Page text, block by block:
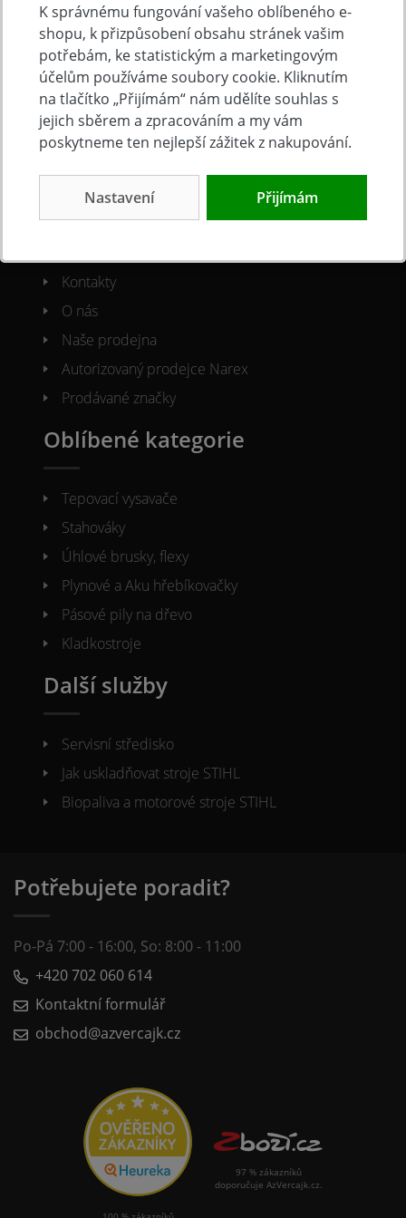
Doprava a platba
Často kladené otázky
Obchodní podmínky
Reklamacni řád
Ochrana osobních údajů
Cookies
O společnosti
Kontakty
O nás
Naše prodejna
Autorizovaný prodejce Narex
Prodávané značky
Oblíbené kategorie
Tepovací vysavače
Stahováky
Úhlové brusky, flexy
Plynové a Aku hřebíkovačky
Pásové pily na dřevo
Kladkostroje
Další služby
Servisní středisko
Jak uskladňovat stroje STIHL
Biopaliva a motorové stroje STIHL
Potřebujete poradit?
Po-Pá 7:00 - 16:00, So: 8:00 - 11:00
+420 702 060 614
Kontaktní formulář
obchod@azvercajk.cz
97 % zákazníků
doporučuje AzVercajk.cz.
K správnému fungování vašeho oblíbeného e-
shopu, k přizpůsobení obsahu stránek vašim
potřebám, ke statistickým a marketingovým
účelům používáme soubory cookie. Kliknutím
na tlačítko „Přijímám“ nám udělíte souhlas s
jejich sběrem a zpracováním a my vám
poskytneme ten nejlepší zážitek z nakupování.
Nastavení Přijímám